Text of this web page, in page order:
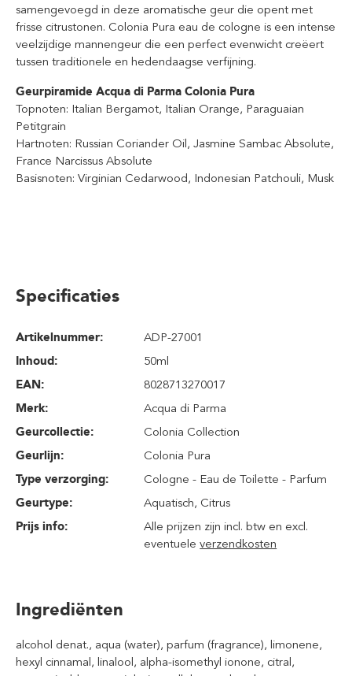
samengevoegd in deze aromatische geur die opent met
frisse citrustonen. Colonia Pura eau de cologne is een intense
veelzijdige mannengeur die een perfect evenwicht creëert
tussen traditionele en hedendaagse verfijning.
Geurpiramide Acqua di Parma Colonia Pura
Topnoten: Italian Bergamot, Italian Orange, Paraguaian
Petitgrain
Hartnoten: Russian Coriander Oil, Jasmine Sambac Absolute,
France Narcissus Absolute
Basisnoten: Virginian Cedarwood, Indonesian Patchouli, Musk
Specificaties
Artikelnummer:
ADP-27001
Inhoud:
50ml
EAN:
8028713270017
Merk:
Acqua di Parma
Geurcollectie:
Colonia Collection
Geurlijn:
Colonia Pura
Type verzorging:
Cologne - Eau de Toilette - Parfum
Geurtype:
Aquatisch, Citrus
Prijs info:
Alle prijzen zijn incl. btw en excl.
eventueleverzendkosten
Ingrediënten
alcohol denat., aqua (water), parfum (fragrance), limonene,
hexyl cinnamal, linalool, alpha-isomethyl ionone, citral,